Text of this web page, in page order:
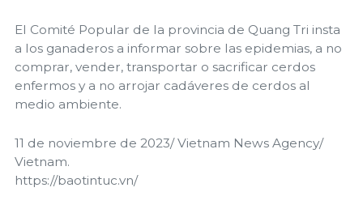
El Comité Popular de la provincia de Quang Tri insta
a los ganaderos a informar sobre las epidemias, a no
comprar, vender, transportar o sacrificar cerdos
enfermos y a no arrojar cadáveres de cerdos al
medio ambiente.
11 de noviembre de 2023/ Vietnam News Agency/
Vietnam.
https://baotintuc.vn/